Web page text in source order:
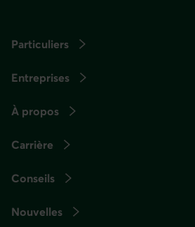
Particuliers
Entreprises
À propos
Carrière
Conseils
Nouvelles